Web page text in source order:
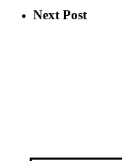
Next Post